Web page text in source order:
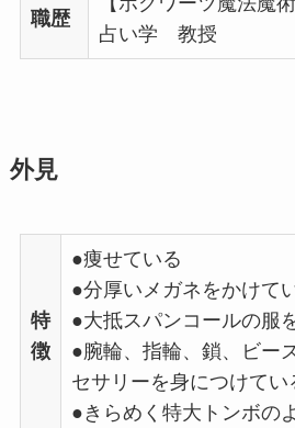
職歴
占い学 教授
外見
特
徴
●痩せている
●分厚いメガネをかけて
●大抵スパンコールの服
●腕輪、指輪、鎖、ビー
セサリーを身につけてい
●きらめく特大トンボの